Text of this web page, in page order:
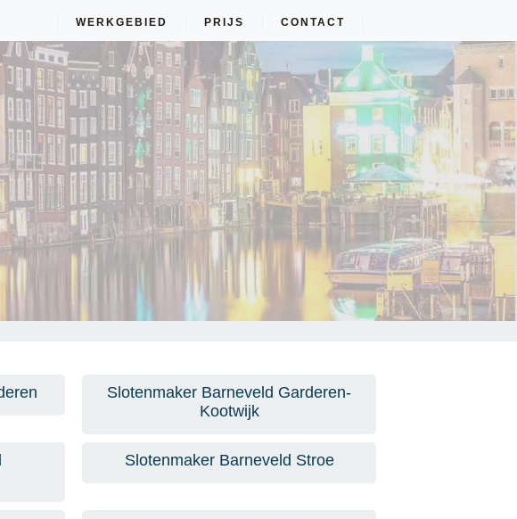
WERKGEBIED PRIJS CONTACT
Slotenmaker Barneveld Garderen-
Kootwijk
Slotenmaker Barneveld Stroe